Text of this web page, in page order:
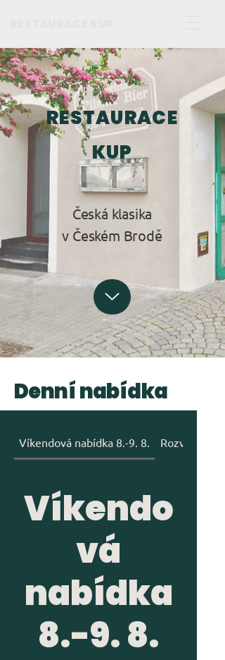
RESTAURACE
KUP
Česká klasika
v Českém Brodě
Denní nabídka
Víkendová nabídka 8.-9. 8. Rozvozy po
Víkendo
vá
nabídka
8.-9. 8.